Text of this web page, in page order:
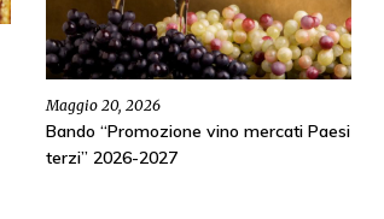
Maggio 20, 2026
Bando “Promozione vino mercati Paesi
terzi” 2026-2027